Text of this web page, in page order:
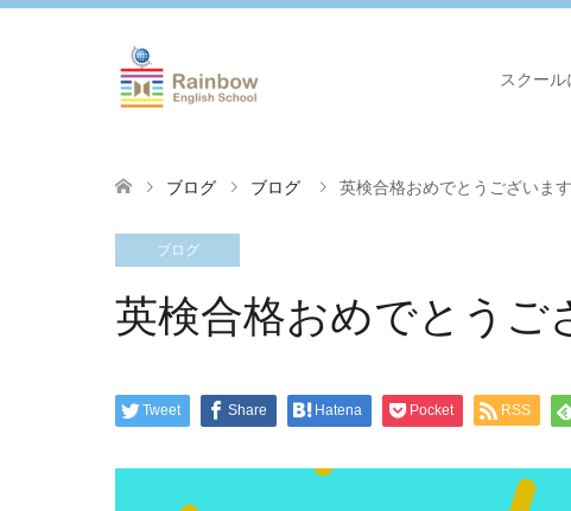
スクール
ブログ ブログ 英検合格おめでとうございます
ブログ
英検合格おめでとうご
Tweet Share Hatena Pocket RSS